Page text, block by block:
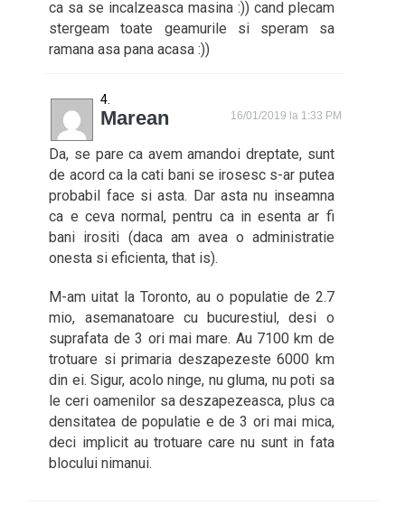
ca sa se incalzeasca masina :)) cand plecam
stergeam toate geamurile si speram sa
ramana asa pana acasa :))
Marean 16/01/2019 la 1:33 PM
Da, se pare ca avem amandoi dreptate, sunt
de acord ca la cati bani se irosesc s-ar putea
probabil face si asta. Dar asta nu inseamna
ca e ceva normal, pentru ca in esenta ar fi
bani irositi (daca am avea o administratie
onesta si eficienta, that is).
M-am uitat la Toronto, au o populatie de 2.7
mio, asemanatoare cu bucurestiul, desi o
suprafata de 3 ori mai mare. Au 7100 km de
trotuare si primaria deszapezeste 6000 km
din ei. Sigur, acolo ninge, nu gluma, nu poti sa
le ceri oamenilor sa deszapezeasca, plus ca
densitatea de populatie e de 3 ori mai mica,
deci implicit au trotuare care nu sunt in fata
blocului nimanui.